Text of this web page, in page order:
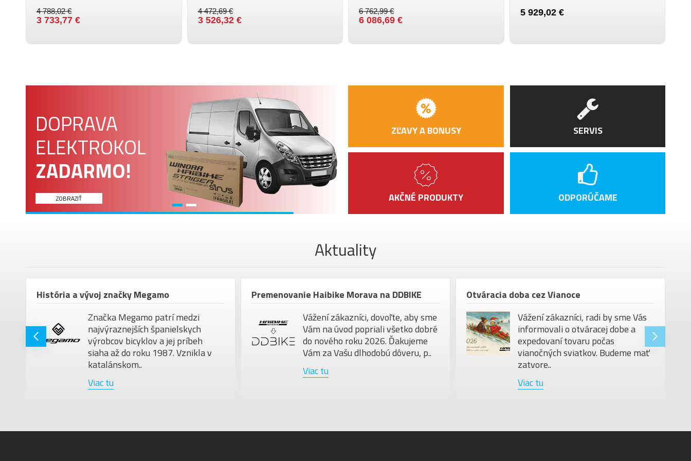
JAZDCA
KOLIES
4 788,02 €
3 733,77 €
4 472,69 €
3 526,32 €
6 762,99 €
6 086,69 €
5 929,02 €
DOPRAVA
ELEKTROKOL
ZADARMO!
ZĽAVY A BONUSY
AKČNÉ PRODUKTY
SERVIS
ODPORÚČAME
Aktuality
História a vývoj značky Megamo
Značka Megamo patrí medzi
najvýraznejších španielskych
výrobcov bicyklov a jej príbeh
siaha až do roku 1987. Vznikla v
katalánskom..
Viac tu
Premenovanie Haibike Morava na DDBIKE
Vážení zákazníci, dovoľte, aby sme
Vám na úvod popriali všetko dobré
do nového roku 2026. Ďakujeme
Vám za Vašu dlhodobú dôveru, p..
Viac tu
Otváracia doba cez Vianoce
Vážení zákazníci, radi by sme Vás
informovali o otváracej dobe a
expedovaní tovaru počas
vianočných sviatkov. Budeme mať
zatvore..
Viac tu